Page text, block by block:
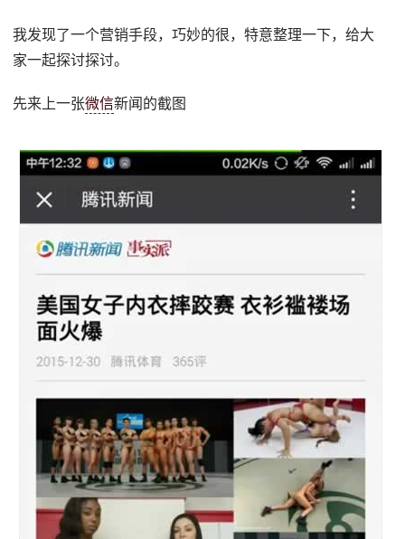
我发现了一个营销手段，巧妙的很，特意整理一下，给大
家一起探讨探讨。
先来上一张微信新闻的截图